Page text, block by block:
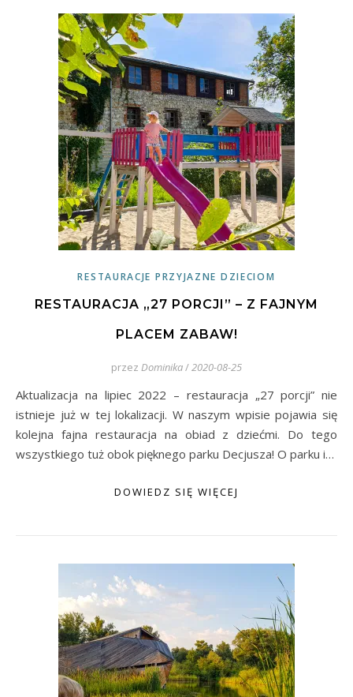
RESTAURACJE PRZYJAZNE DZIECIOM
RESTAURACJA „27 PORCJI” – Z FAJNYM
PLACEM ZABAW!
przez Dominika/2020-08-25
Aktualizacja na lipiec 2022 – restauracja „27 porcji” nie
istnieje już w tej lokalizacji. W naszym wpisie pojawia się
kolejna fajna restauracja na obiad z dziećmi. Do tego
wszystkiego tuż obok pięknego parku Decjusza! O parku i…
DOWIEDZ SIĘ WIĘCEJ